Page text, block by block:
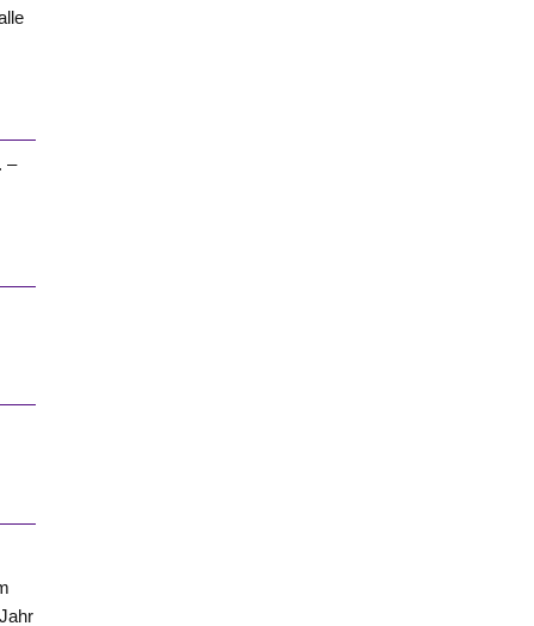
–